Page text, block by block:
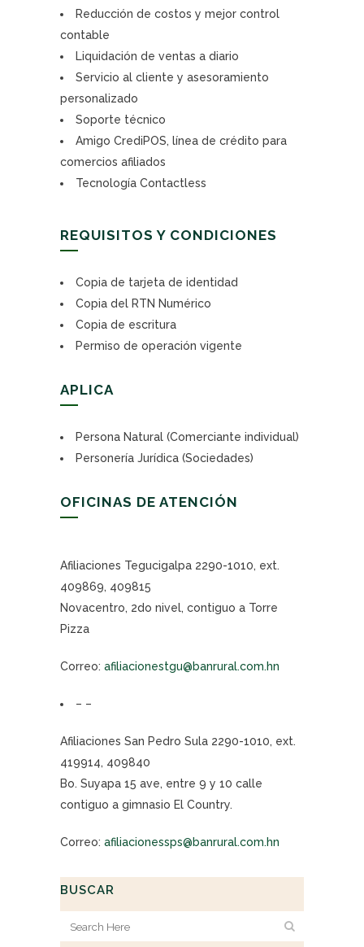
Reducción de costos y mejor control
contable
Liquidación de ventas a diario
Servicio al cliente y asesoramiento
personalizado
Soporte técnico
Amigo CrediPOS, línea de crédito para
comercios afiliados
Tecnología Contactless
REQUISITOS Y CONDICIONES
Copia de tarjeta de identidad
Copia del RTN Numérico
Copia de escritura
Permiso de operación vigente
APLICA
Persona Natural (Comerciante individual)
Personería Jurídica (Sociedades)
OFICINAS DE ATENCIÓN
Afiliaciones Tegucigalpa 2290-1010, ext.
409869, 409815
Novacentro, 2do nivel, contiguo a Torre
Pizza
Correo: afiliacionestgu@banrural.com.hn
– –
Afiliaciones San Pedro Sula 2290-1010, ext.
419914, 409840
Bo. Suyapa 15 ave, entre 9 y 10 calle
contiguo a gimnasio El Country.
Correo: afiliacionessps@banrural.com.hn
BUSCAR